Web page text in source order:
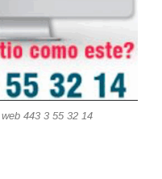
443 3 55 32 14